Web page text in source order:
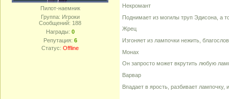
Пилот-наемник
Группа: Игроки
Сообщений: 188
Награды: 0
Репутация: 6
Статус: Offline
Некромант
Поднимает из могилы труп Эдисона, а
Жрец
Изгоняет из лампочки нежить,
Монах
Он запросто может вкрутить любую
Варвар
Впадает в ярость, разбивает